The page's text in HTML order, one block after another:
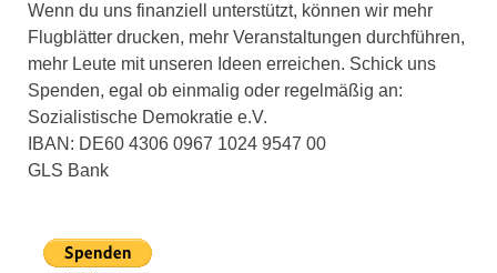
Wenn du uns finanziell unterstützt, können wir mehr
Flugblätter drucken, mehr Veranstaltungen durchführen,
mehr Leute mit unseren Ideen erreichen. Schick uns
Spenden, egal ob einmalig oder regelmäßig an:
Sozialistische Demokratie e.V.
IBAN: DE60 4306 0967 1024 9547 00
GLS Bank